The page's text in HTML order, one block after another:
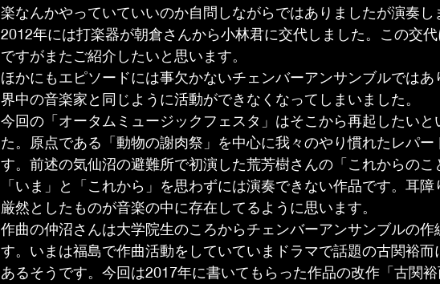
楽なんかやっていていいのか自問しながらではありましたが演奏し
2012年には打楽器が朝倉さんから小林君に交代しました。この交
ですがまたご紹介したいと思います。
ほかにもエピソードには事欠かないチェンバーアンサンブルでは
界中の音楽家と同じように活動ができなくなってしまいました。
今回の「オータムミュージックフェスタ」はそこから再起したいと
た。原点である「動物の謝肉祭」を中心に我々のやり慣れたレパー
す。前述の気仙沼の避難所で初演した荒芳樹さんの「これからのこ
「いま」と「これから」を思わずには演奏できない作品です。耳
厳然としたものが音楽の中に存在してるように思います。
作曲の仲沼さんは大学院生のころからチェンバーアンサンブルの作
す。いまは福島で作曲活動をしていていまドラマで話題の古関裕
あるそうです。今回は2017年に書いてもらった作品の改作「古関